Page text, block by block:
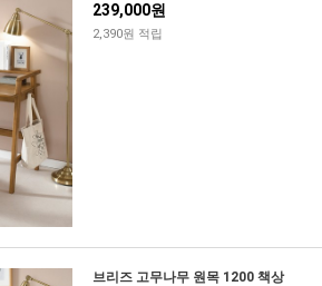
239,000원
2,390원 적립
브리즈 고무나무 원목 1200 책상